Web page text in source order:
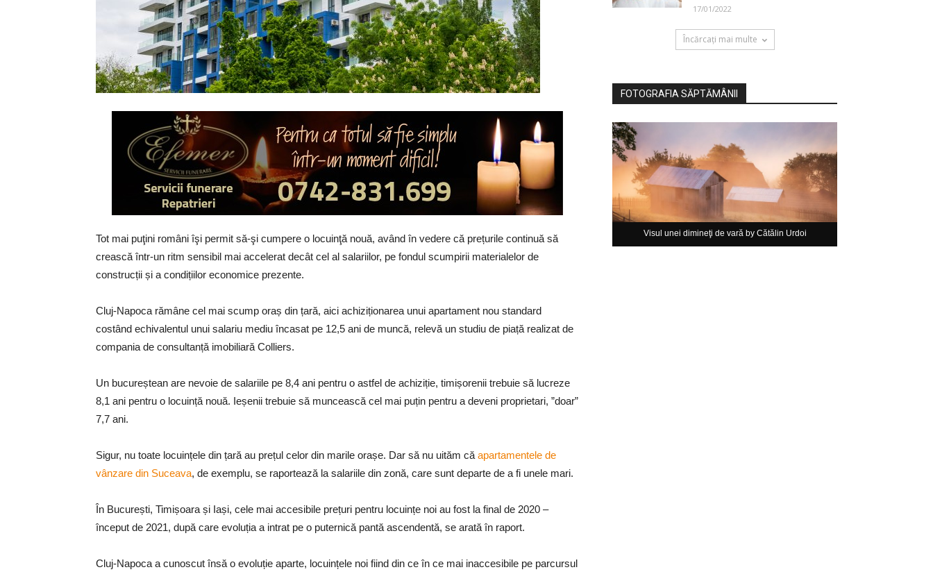
Tot mai puţini români îşi permit să-şi cumpere o locuinţă nouă, având în vedere că prețurile continuă să
crească într-un ritm sensibil mai accelerat decât cel al salariilor, pe fondul scumpirii materialelor de
construcții și a condițiilor economice prezente.
Cluj-Napoca rămâne cel mai scump oraș din țară, aici achiziționarea unui apartament nou standard
costând echivalentul unui salariu mediu încasat pe 12,5 ani de muncă, relevă un studiu de piață realizat de
compania de consultanță imobiliară Colliers.
Un bucureștean are nevoie de salariile pe 8,4 ani pentru o astfel de achiziție, timișorenii trebuie să lucreze
8,1 ani pentru o locuință nouă. Ieșenii trebuie să muncească cel mai puțin pentru a deveni proprietari, ”doar”
7,7 ani.
Sigur, nu toate locuințele din țară au prețul celor din marile orașe. Dar să nu uităm că apartamentele de
vânzare din Suceava, de exemplu, se raportează la salariile din zonă, care sunt departe de a fi unele mari.
În București, Timișoara și Iași, cele mai accesibile prețuri pentru locuințe noi au fost la final de 2020 –
început de 2021, după care evoluția a intrat pe o puternică pantă ascendentă, se arată în raport.
Cluj-Napoca a cunoscut însă o evoluție aparte, locuințele noi fiind din ce în ce mai inaccesibile pe parcursul
17/01/2022
Încărcați mai multe
FOTOGRAFIA SĂPTĂMÂNII
Visul unei dimineţi de vară by Cătălin Urdoi